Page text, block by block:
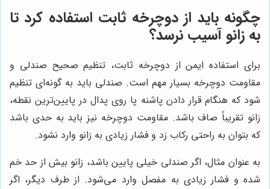
چگونه باید از دوچرخه ثابت استفاده کرد تا
به زانو آسیب نرسد؟
برای استفاده ایمن از دوچرخه ثابت، تنظیم صحیح صندلی و
مقاومت دوچرخه بسیار مهم است. صندلی باید به گونه‌ای تنظیم
شود که هنگام قرار دادن پاشنه پا روی پدال در پایین‌ترین نقطه،
زانو تقریباً صاف باشد. مقاومت دوچرخه نیز باید به حدی باشد
که بتوان به راحتی رکاب زد و فشار زیادی به زانو وارد نشود.
به عنوان مثال، اگر صندلی خیلی پایین باشد، زانو بیش از حد خم
شده و فشار زیادی به مفصل وارد می‌شود. از طرف دیگر، اگر